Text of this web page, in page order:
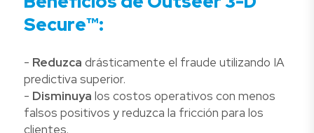
Secure™:
- Reduzca drásticamente el fraude utilizando IA
predictiva superior.
- Disminuya los costos operativos con menos
falsos positivos y reduzca la fricción para los
clientes.